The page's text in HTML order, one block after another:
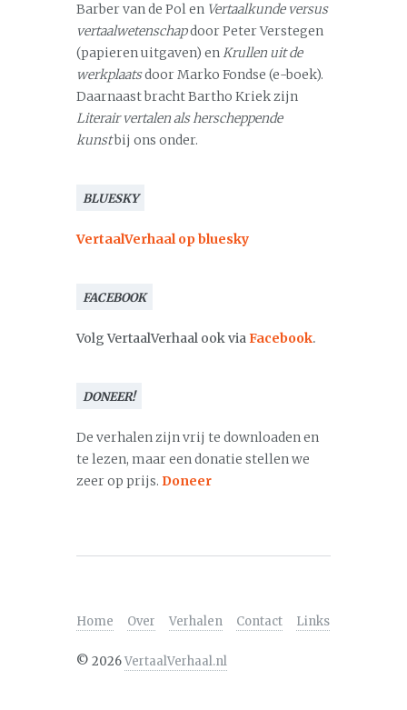
Barber van de Pol en Vertaalkunde versus
vertaalwetenschapdoor Peter Verstegen
(papieren uitgaven) enKrullen uit de
werkplaatsdoor Marko Fondse (e-boek).
Daarnaast bracht Bartho Kriek zijn
Literair vertalen als herscheppende
kunstbij ons onder.
BLUESKY
VertaalVerhaal op bluesky
FACEBOOK
Volg VertaalVerhaal ook viaFacebook.
DONEER!
De verhalen zijn vrij te downloaden en
te lezen, maar een donatie stellen we
zeer op prijs. Doneer
Home Over Verhalen Contact Links
© 2026VertaalVerhaal.nl